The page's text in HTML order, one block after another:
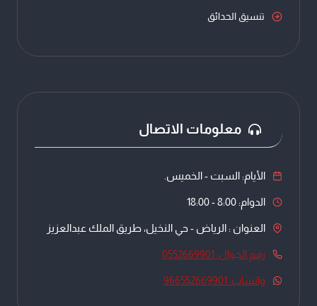
تنسيق الحدائق
معلومات الاتصال
الأيام: السبت - الخميس.
الدوام: 8:00 - 18:00
العنوان : الرياض - حي النخيل، طريق الملك عبدالعزيز
رقم الجوال: 0552669901
واتساب: 966552669901